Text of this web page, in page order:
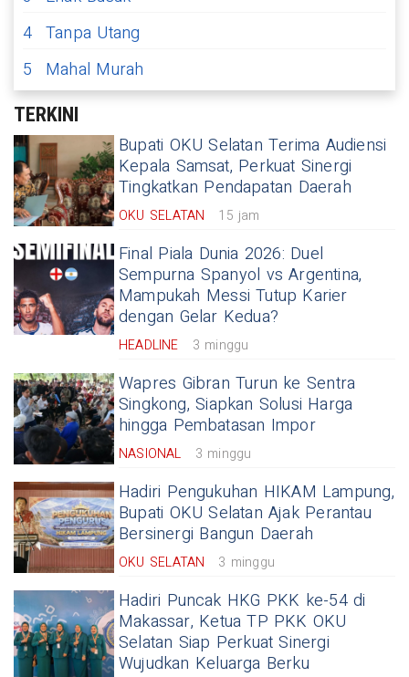
4 Tanpa Utang
5
Mahal Murah
TERKINI
Bupati OKU Selatan Terima Audiensi
Kepala Samsat, Perkuat Sinergi
Tingkatkan Pendapatan Daerah
OKU SELATAN 15 jam
Final Piala Dunia 2026: Duel
Sempurna Spanyol vs Argentina,
Mampukah Messi Tutup Karier
dengan Gelar Kedua?
HEADLINE 3 minggu
Wapres Gibran Turun ke Sentra
Singkong, Siapkan Solusi Harga
hingga Pembatasan Impor
NASIONAL 3 minggu
Hadiri Pengukuhan HIKAM Lampung,
Bupati OKU Selatan Ajak Perantau
Bersinergi Bangun Daerah
OKU SELATAN 3 minggu
Hadiri Puncak HKG PKK ke-54 di
Makassar, Ketua TP PKK OKU
Selatan Siap Perkuat Sinergi
Wujudkan Keluarga Berku